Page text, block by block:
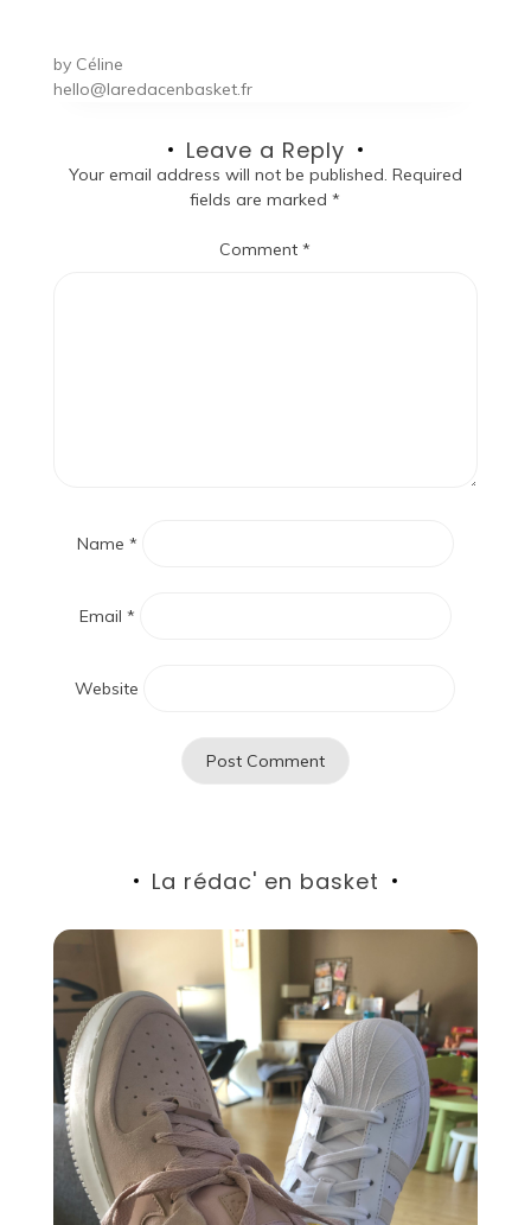
by Céline
hello@laredacenbasket.fr
Leave a Reply
Your email address will not be published. Required
fields are marked*
Comment*
Name *
Email *
Website
La rédac' en basket